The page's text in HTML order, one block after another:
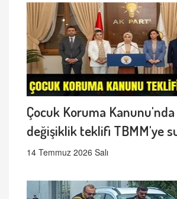
Çocuk Koruma Kanunu'nda
değişiklik teklifi TBMM'ye
14 Temmuz 2026 Salı